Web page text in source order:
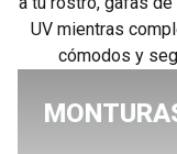
UV mientras
cómodos y